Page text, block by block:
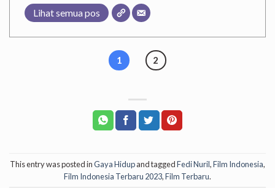
Lihat semua pos
1 2
This entry was posted inGaya Hidupand taggedFedi Nuril,Film Indonesia,
Film Indonesia Terbaru 2023,Film Terbaru.